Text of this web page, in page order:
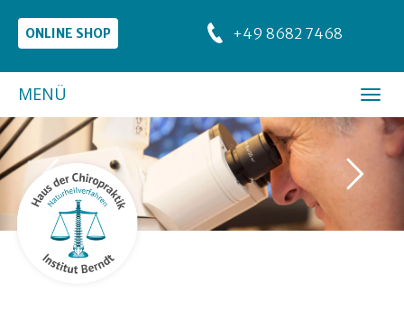
ONLINE SHOP +49 8682 7468
MENÜ